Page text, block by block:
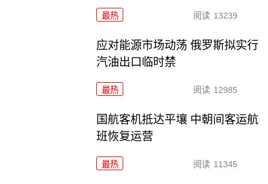
最热 阅读 13239
应对能源市场动荡 俄罗斯拟实行
汽油出口临时禁
最热 阅读 12985
国航客机抵达平壤 中朝间客运航
班恢复运营
最热 阅读 11345